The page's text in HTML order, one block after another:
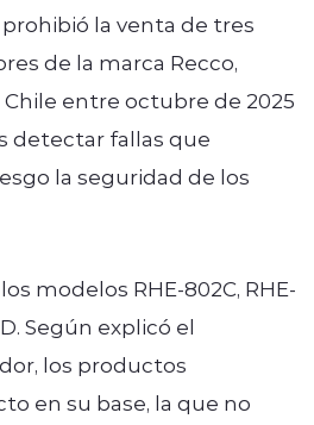
prohibió la venta de tres
de la marca Recco,
entre octubre de 2025
detectar fallas que
la seguridad de los
modelos RHE-802C, RHE-
Según explicó el
los productos
en su base, la que no